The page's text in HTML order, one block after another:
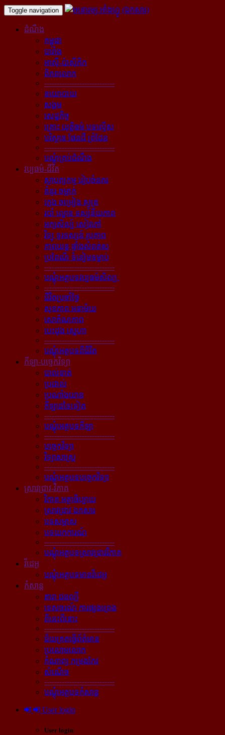
Toggle navigation
ដំណឹង
កម្ពុជា
បារាំង
អាស៊ី-ប៉ាស៊ីភិក
ពិភពលោក
----------------------------
នយោបាយ
សង្គម
សេដ្ឋកិច្ច
គ្រោះ យុត្តិធម៌ បទល្មើស
បរិស្ថាន ផែនដី ព្រំដែន
----------------------------
បណ្ដុំគ្រប់ដំណឹង
វប្បធម៌-ជីវិត
ស្ថាបត្យកម្ម រៀបចំនគរ
គំនូរ ចម្លាក់
ភ្លេង ចម្រៀង ស្មូត្រ
របាំ ល្ខោន ទស្សនីយភាព
អក្សសិល្ប៍ សៀវភៅ
វិទ្យុ ទូរទស្សន៍ រូបភាព
ភាពយន្ដ ផ្ទាំងសំពត់ស
ប្រពៃណី ទំនៀមទម្លាប់
----------------------------
បណ្ដុំអត្ថបទវប្បធម៌សិល្បៈ
----------------------------
ជីវិតប្រចាំថ្ងៃ
សុខភាព អនាម័យ
សោភ័ណភាព
បេះដូង ស្នេហា
----------------------------
បណ្ដុំអត្ថបទពីជីវិត
កីឡា-បច្ចេកវិទ្យា
បាល់ទាត់
ប្រដាល់
ប្រណាំងយាន
កីឡាដទៃទៀត
----------------------------
បណ្ដុំអត្ថបទកីឡា
----------------------------
បច្ចេកវិទ្យា
វិទ្យាសាស្ត្រ
----------------------------
បណ្ដុំអត្ថបទបច្ចេកវិទ្យា
ស្រាវជ្រាវ-វិភាគ
វិភាគ អត្ថាធិប្បាយ
ស្រាវជ្រាវ ឯកសារ
បទសម្ភាស
បទយកការណ៍
----------------------------
បណ្ដុំអត្ថបទស្រាវជ្រាវវិភាគ
វីដេអូ
បណ្ដុំអត្ថបទមានវីដេអូ
កំសាន្ដ
តារា ជនល្បី
ទេសចរណ៍ ការផ្សងព្រេង
ពីនេះពីនោះ
----------------------------
ជ័យគ្រតធ្វើព័ត៌មាន
ប្រលោមលោក
កំណាព្យ កម្រងកែវ
សំណើច
----------------------------
បណ្ដុំអត្ថបទកំសាន្ដ
User login
User login